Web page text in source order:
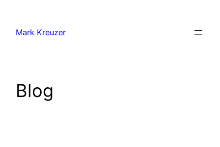
springen
Mark Kreuzer
Blog